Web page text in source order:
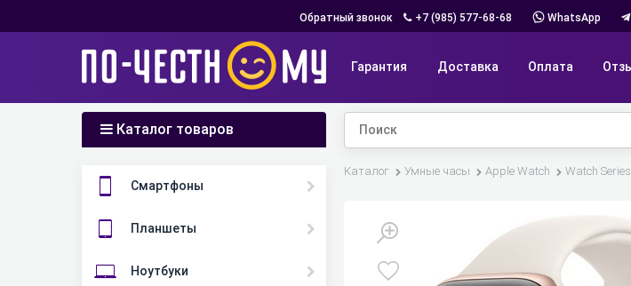
Обратный звонок +7 (985) 577-68-68 WhatsApp
Гарантия Доставка Оплата
Каталог товаров
Смартфоны
Планшеты
Ноутбуки
Каталог Умные часы Apple Watch Watch